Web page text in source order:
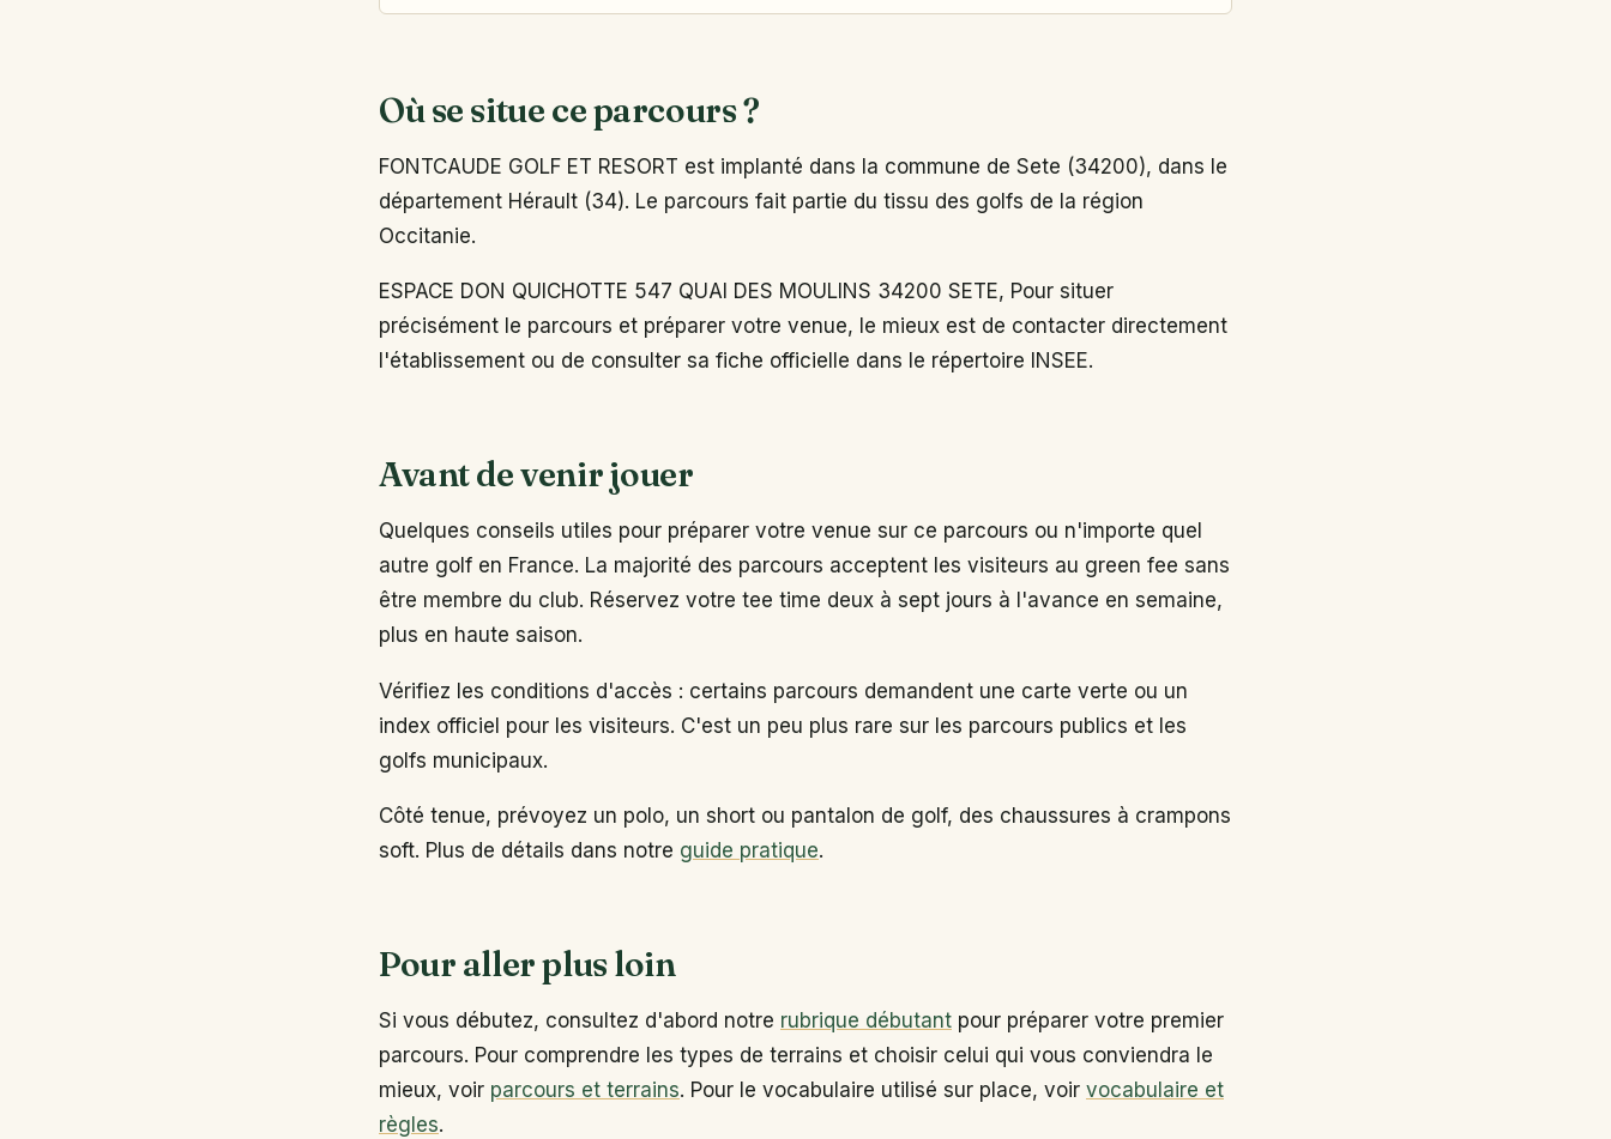
Où se situe ce parcours ?
FONTCAUDE GOLF ET RESORT est implanté dans la commune de Sete (34200), dans le
département Hérault (34). Le parcours fait partie du tissu des golfs de la région
Occitanie.
ESPACE DON QUICHOTTE 547 QUAI DES MOULINS 34200 SETE, Pour situer
précisément le parcours et préparer votre venue, le mieux est de contacter directement
l'établissement ou de consulter sa fiche officielle dans le répertoire INSEE.
Avant de venir jouer
Quelques conseils utiles pour préparer votre venue sur ce parcours ou n'importe quel
autre golf en France. La majorité des parcours acceptent les visiteurs au green fee sans
être membre du club. Réservez votre tee time deux à sept jours à l'avance en semaine,
plus en haute saison.
Vérifiez les conditions d'accès : certains parcours demandent une carte verte ou un
index officiel pour les visiteurs. C'est un peu plus rare sur les parcours publics et les
golfs municipaux.
Côté tenue, prévoyez un polo, un short ou pantalon de golf, des chaussures à crampons
soft. Plus de détails dans notre guide pratique.
Pour aller plus loin
Si vous débutez, consultez d'abord notre rubrique débutant pour préparer votre premier
parcours. Pour comprendre les types de terrains et choisir celui qui vous conviendra le
mieux, voir parcours et terrains. Pour le vocabulaire utilisé sur place, voir vocabulaire et
règles.